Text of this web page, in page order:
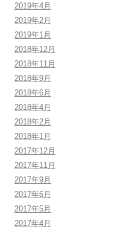
2019年4月
2019年2月
2019年1月
2018年12月
2018年11月
2018年9月
2018年6月
2018年4月
2018年2月
2018年1月
2017年12月
2017年11月
2017年9月
2017年6月
2017年5月
2017年4月